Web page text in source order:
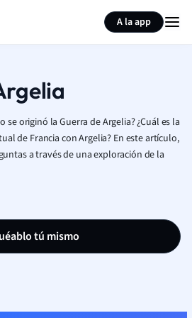
A la app
se originó la Guerra de Argelia? ¿Cuál es la
de Francia con Argelia? En este artículo,
a través de una exploración de la
tú mismo
Resumir página